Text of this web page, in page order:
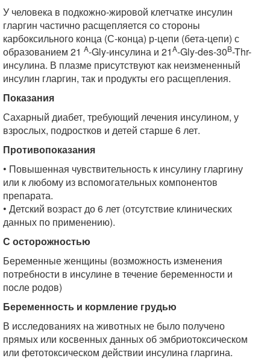
У человека в подкожно-жировой клетчатке инсулин
гларгин частично расщепляется со стороны
карбоксильного конца (С-конца) р-цепи (бета-цепи) с
образованием 21 A-Gly-инсулина и 21A-Gly-des-30B-Thr-
инсулина. В плазме присутствуют как неизмененный
инсулин гларгин, так и продукты его расщепления.
Показания
Сахарный диабет, требующий лечения инсулином, у
взрослых, подростков и детей старше 6 лет.
Противопоказания
• Повышенная чувствительность к инсулину гларгину
или к любому из вспомогательных компонентов
препарата.
• Детский возраст до 6 лет (отсутствие клинических
данных по применению).
С осторожностью
Беременные женщины (возможность изменения
потребности в инсулине в течение беременности и
после родов)
Беременность и кормление грудью
В исследованиях на животных не было получено
прямых или косвенных данных об эмбриотоксическом
или фетотоксическом действии инсулина гларгина.